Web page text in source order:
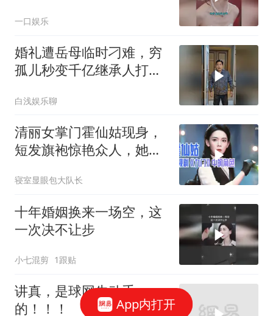
一口娱乐
婚礼遭岳母临时刁难，穷
孤儿秒变千亿继承人打脸
白浅娱乐聊
清丽女掌门霍仙姑现身，
短发旗袍惊艳众人，她有
寝室显眼包大队长
十年婚姻换来一场空，这
一次决不让步
小七混剪 1跟贴
讲真，是球网先动手
的！！！
App内打开